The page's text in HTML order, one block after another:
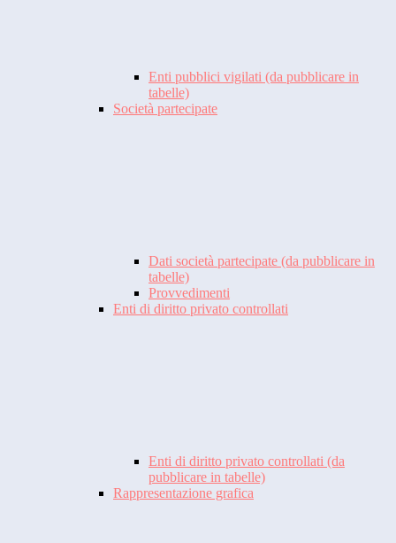
Enti pubblici vigilati (da pubblicare in
tabelle)
Società partecipate
Dati società partecipate (da pubblicare in
tabelle)
Provvedimenti
Enti di diritto privato controllati
Enti di diritto privato controllati (da
pubblicare in tabelle)
Rappresentazione grafica